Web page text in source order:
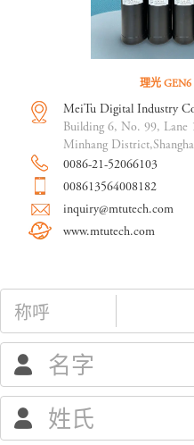
理光 GEN6
MeiTu Digital Industry
Building 6, No. 99, Lane
Minhang
0086-21-52066103
008613564008182
inquiry@mtutech.com
www.mtutech.com
称呼
名字
姓氏